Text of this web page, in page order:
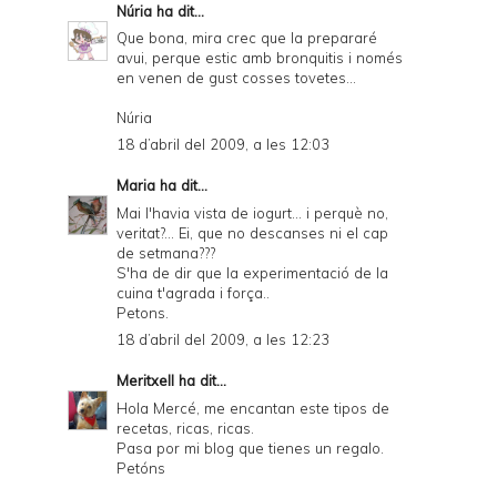
Núria ha dit...
Que bona, mira crec que la prepararé
avui, perque estic amb bronquitis i només
en venen de gust cosses tovetes...
Núria
18 d’abril del 2009, a les 12:03
Maria ha dit...
Mai l'havia vista de iogurt... i perquè no,
veritat?... Ei, que no descanses ni el cap
de setmana???
S'ha de dir que la experimentació de la
cuina t'agrada i força..
Petons.
18 d’abril del 2009, a les 12:23
Meritxell ha dit...
Hola Mercé, me encantan este tipos de
recetas, ricas, ricas.
Pasa por mi blog que tienes un regalo.
Petóns